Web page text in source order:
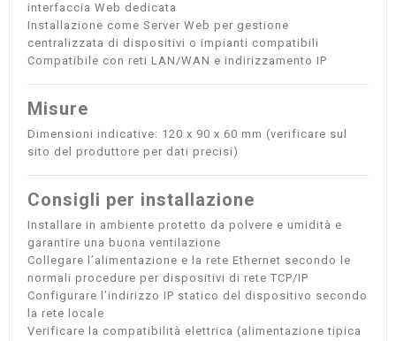
interfaccia Web dedicata
Installazione come Server Web per gestione
centralizzata di dispositivi o impianti compatibili
Compatibile con reti LAN/WAN e indirizzamento IP
Misure
Dimensioni indicative: 120 x 90 x 60 mm (verificare sul
sito del produttore per dati precisi)
Consigli per installazione
Installare in ambiente protetto da polvere e umidità e
garantire una buona ventilazione
Collegare l’alimentazione e la rete Ethernet secondo le
normali procedure per dispositivi di rete TCP/IP
Configurare l’indirizzo IP statico del dispositivo secondo
la rete locale
Verificare la compatibilità elettrica (alimentazione tipica